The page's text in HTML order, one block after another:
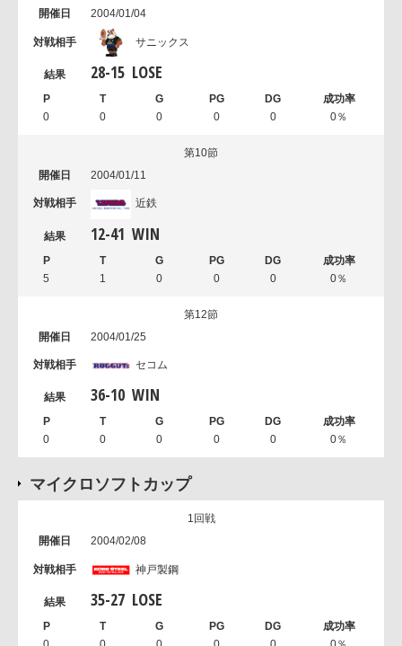
2004/01/04
サニックス
28-15 LOSE
0 0 0 0 0 0％
第10節
2004/01/11
近鉄
12-41 WIN
5 1 0 0 0 0％
第12節
2004/01/25
セコム
36-10 WIN
0 0 0 0 0 0％
マイクロソフトカップ
1回戦
2004/02/08
神戸製鋼
35-27 LOSE